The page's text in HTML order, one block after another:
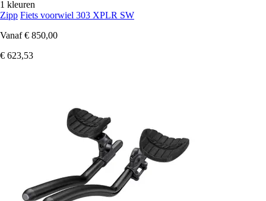
1 kleuren
Zipp Fiets voorwiel 303 XPLR SW
Vanaf € 850,00
€ 623,53